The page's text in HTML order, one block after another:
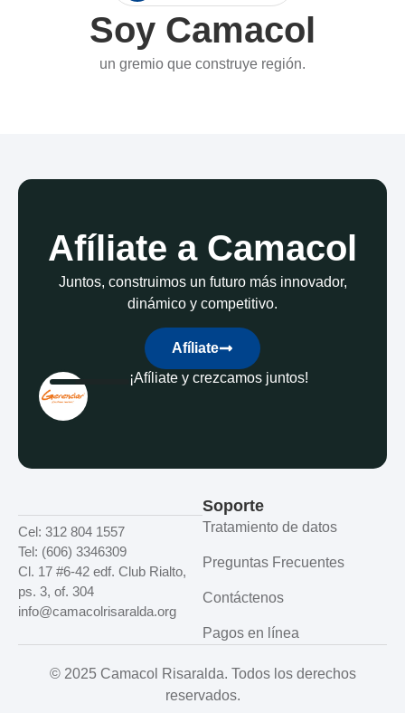
Soy Camacol
un gremio que construye región.
Afíliate a Camacol
Juntos, construimos un futuro más innovador,
dinámico y competitivo.
Afíliate
¡Afíliate y crezcamos juntos!
Cel: 312 804 1557
Tel: (606) 3346309
Cl. 17 #6-42 edf. Club Rialto,
ps. 3, of. 304
info@camacolrisaralda.org
Soporte
Tratamiento de datos
Preguntas Frecuentes
Contáctenos
Pagos en línea
© 2025 Camacol Risaralda. Todos los derechos
reservados.